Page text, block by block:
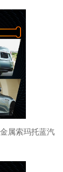
属索玛托蓝汽